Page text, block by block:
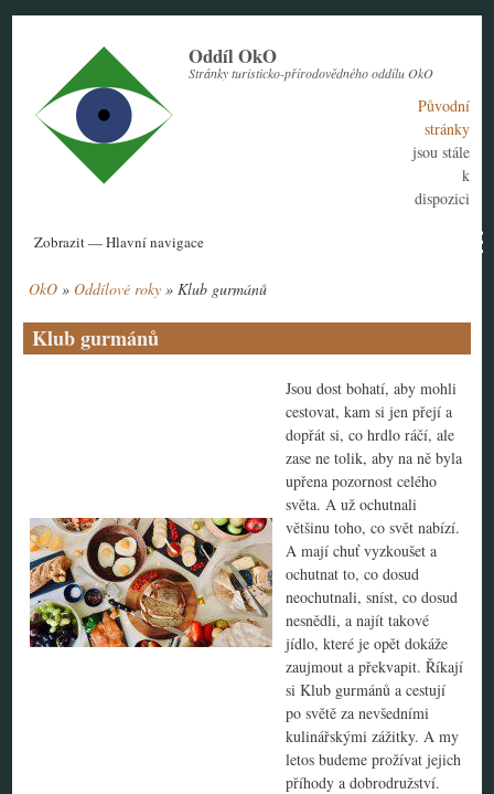
Oddíl OkO
Stránky turisticko-přírodovědného oddílu OkO
Původní
stránky
jsou stále
k
dispozici
Hlavní
Zobrazit — Hlavní navigace
Aktuální rok
Historie
Nábor členů
Kontakt
Tábor
Návody
navigace
OkO Oddílové roky Klub gurmánů
Klub gurmánů
Jsou dost bohatí, aby mohli
cestovat, kam si jen přejí a
dopřát si, co hrdlo ráčí, ale
zase ne tolik, aby na ně byla
upřena pozornost celého
světa. A už ochutnali
většinu toho, co svět nabízí.
A mají chuť vyzkoušet a
ochutnat to, co dosud
neochutnali, sníst, co dosud
nesnědli, a najít takové
jídlo, které je opět dokáže
zaujmout a překvapit. Říkají
si Klub gurmánů a cestují
po světě za nevšedními
kulinářskými zážitky. A my
letos budeme prožívat jejich
příhody a dobrodružství.